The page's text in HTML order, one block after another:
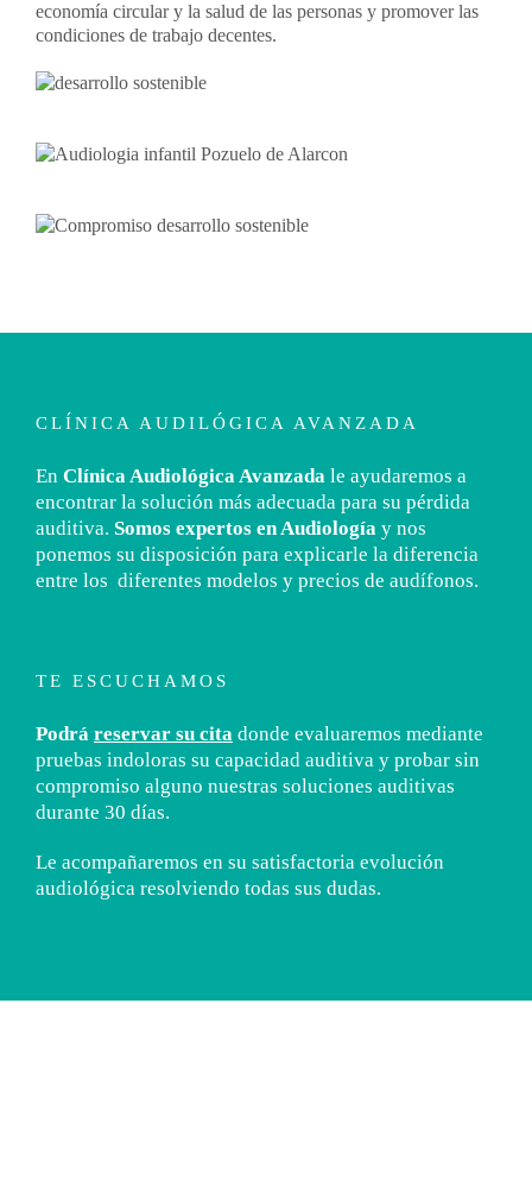
economía circular y la salud de las personas y promover las
condiciones de trabajo decentes.
CLÍNICA AUDILÓGICA AVANZADA
En Clínica Audiológica Avanzada le ayudaremos a
encontrar la solución más adecuada para su pérdida
auditiva. Somos expertos en Audiología y nos
ponemos su disposición para explicarle la diferencia
entre los diferentes modelos y precios de audífonos.
TE ESCUCHAMOS
Podrá reservar su cita donde evaluaremos mediante
pruebas indoloras su capacidad auditiva y probar sin
compromiso alguno nuestras soluciones auditivas
durante 30 días.
Le acompañaremos en su satisfactoria evolución
audiológica resolviendo todas sus dudas.